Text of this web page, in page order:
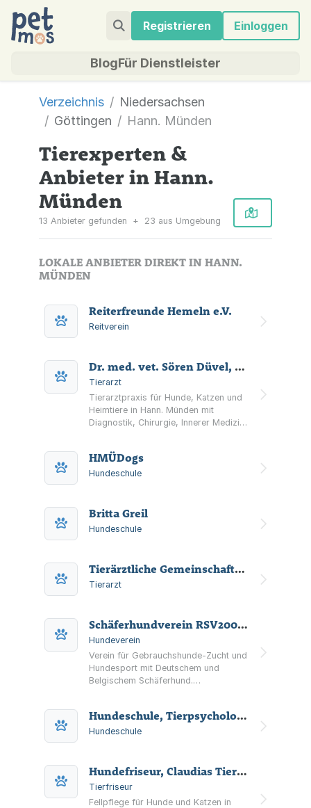
Registrieren Einloggen
BlogFür Dienstleister
Verzeichnis
Niedersachsen
Göttingen
Hann. Münden
Tierexperten &
Anbieter in Hann.
Münden
13 Anbieter gefunden + 23 aus Umgebung
LOKALE ANBIETER DIREKT IN HANN.
MÜNDEN
Reiterfreunde Hemeln e.V.
Reitverein
Dr. med. vet. Sören Düvel, Tierarzt, Tierarztpraxis am Feuerteich
Tierarzt
Tierarztpraxis für Hunde, Katzen und
Heimtiere in Hann. Münden mit
Diagnostik, Chirurgie, Innerer Medizin,
(Chiropraktik/Physiotherapie).
HMÜDogs
Hundeschule
Britta Greil
Hundeschule
Tierärztliche Gemeinschaftspraxis Dr. Benninger & Lucht
Tierarzt
Schäferhundverein RSV2000 e.V.
Hundeverein
Verein für Gebrauchshunde-Zucht und
Hundesport mit Deutschem und
Belgischem Schäferhund.
Veranstaltungen, Ergebnissen sowie
Mitgliedschaft und internem Bereich.
Hundeschule, Tierpsychologie, Bachblütentherapie für Tiere Carolin Langkau
Hundeschule
Hundefriseur, Claudias Tierstudio, Inh. C. Werner
Tierfriseur
Fellpflege für Hunde und Katzen in